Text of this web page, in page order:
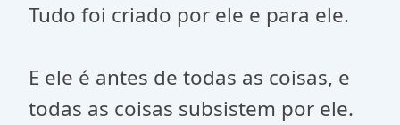
Tudo foi criado por ele e para ele.
E ele é antes de todas as coisas, e
todas as coisas subsistem por ele.